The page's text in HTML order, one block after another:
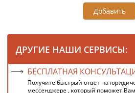
Добавить
ДРУГИЕ НАШИ СЕРВИСЫ:
БЕСПЛАТНАЯ
Получите быстрый ответ на
мессенджере , который поможет